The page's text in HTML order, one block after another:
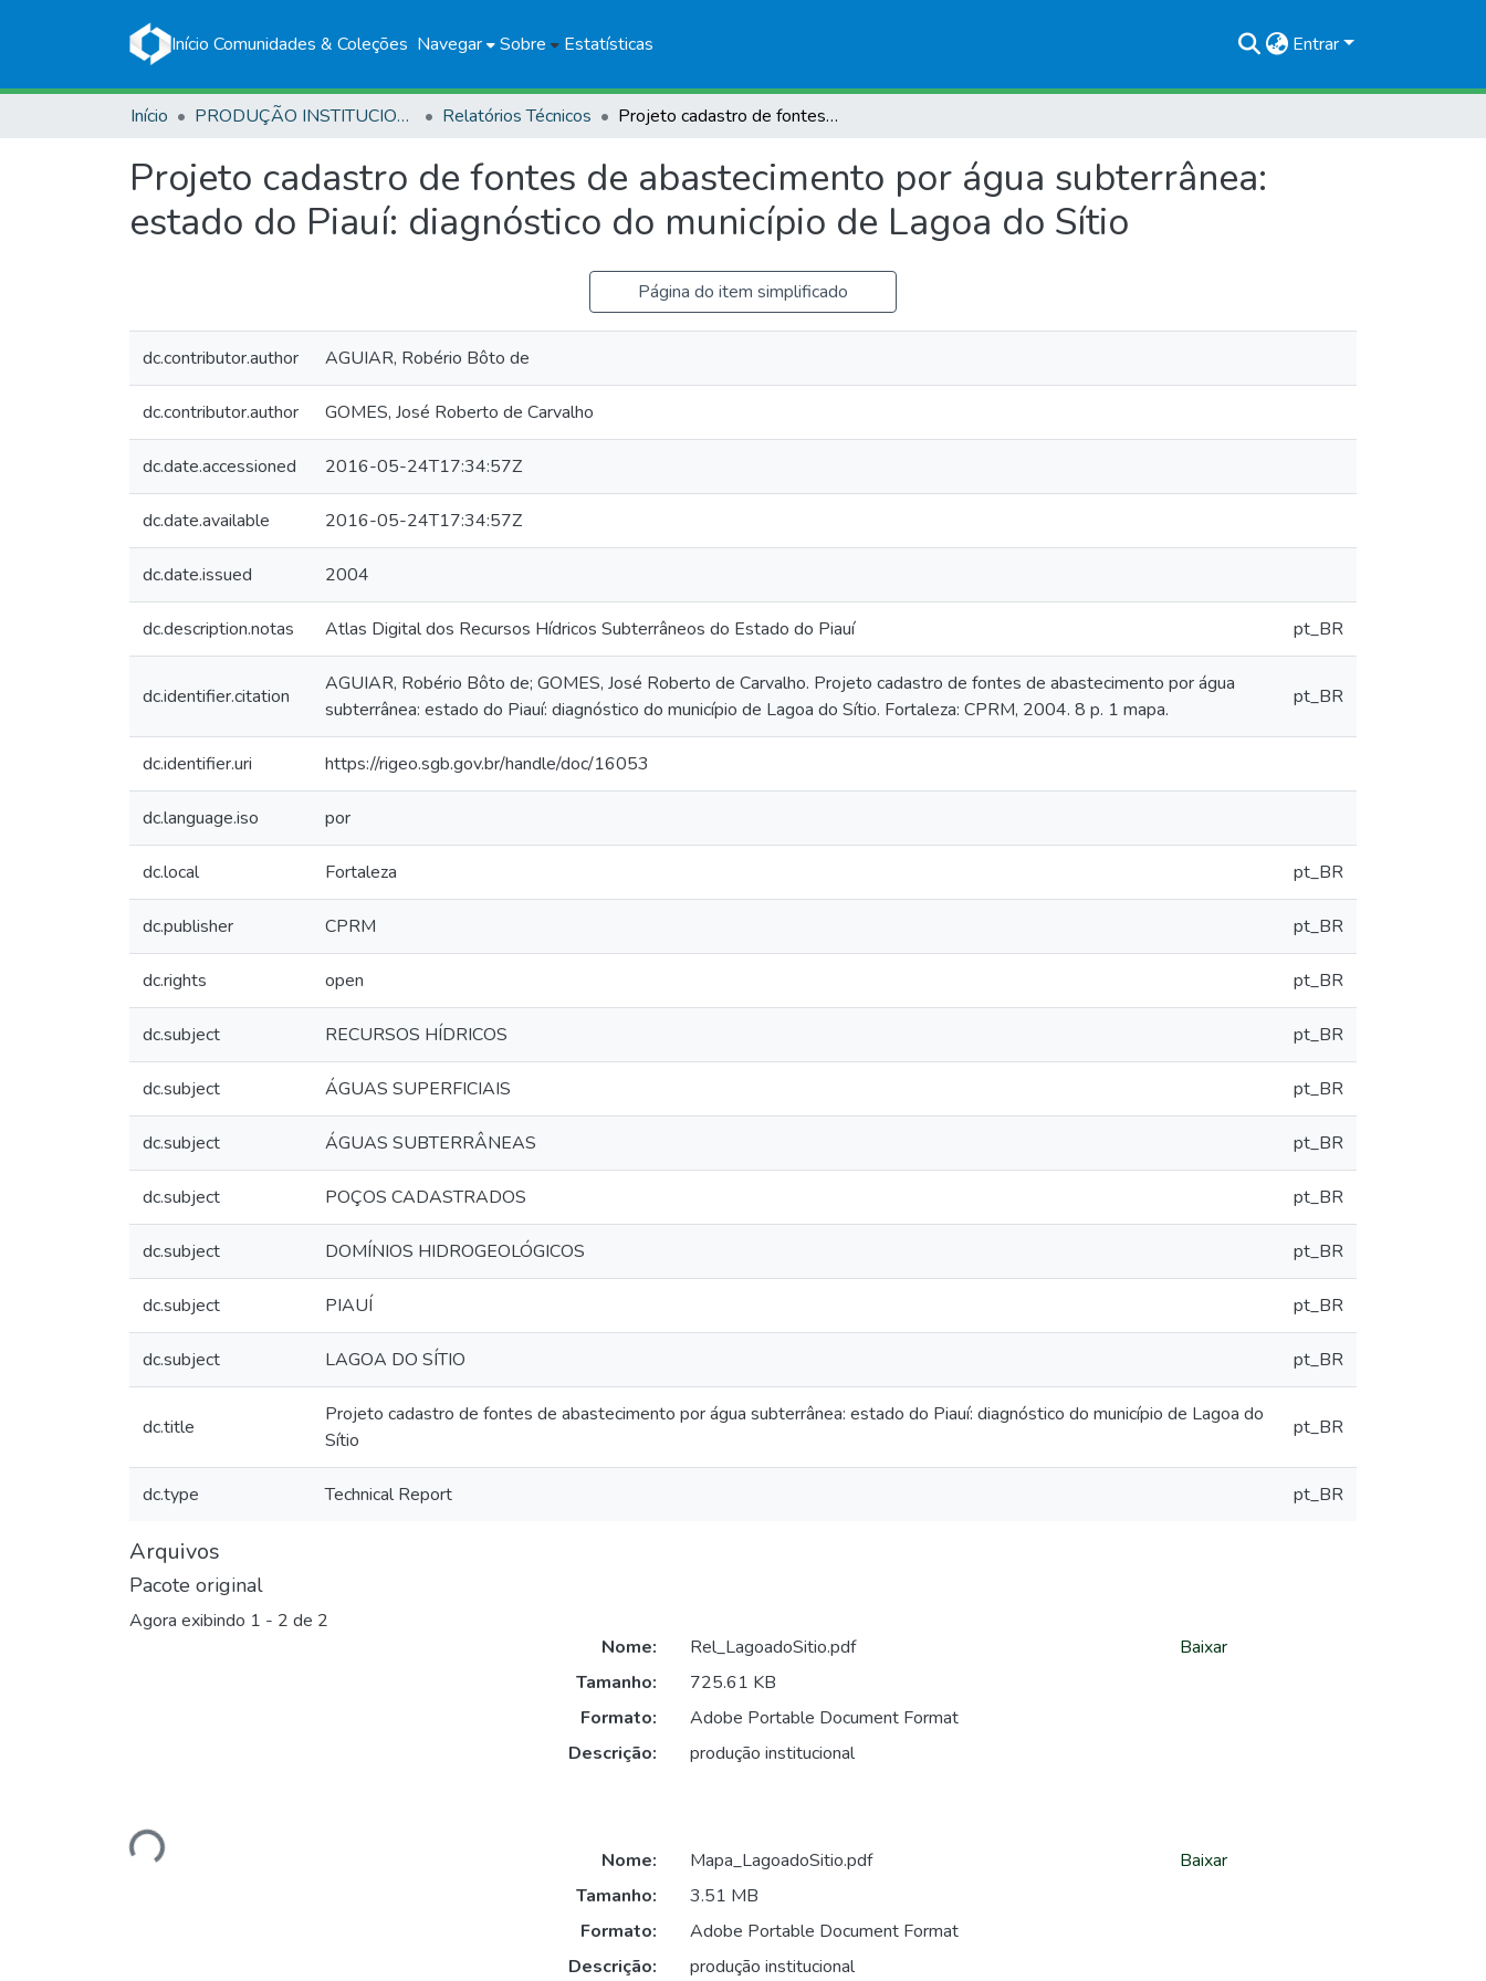
Início Comunidades & Coleções Navegar Sobre Estatísticas Entrar
Início PRODUÇÃO INSTITUCIONAL Relatórios Técnicos Projeto cadastro de fontes de abastecimento por água subterrânea: estado do Piauí: diagnóstico do município de Lagoa do Sítio
Projeto cadastro de fontes de abastecimento por água subterrânea:
estado do Piauí: diagnóstico do município de Lagoa do Sítio
Página do item simplificado
dc.contributor.author AGUIAR, Robério Bôto de
dc.contributor.author GOMES, José Roberto de Carvalho
dc.date.accessioned 2016-05-24T17:34:57Z
dc.date.available 2016-05-24T17:34:57Z
dc.date.issued 2004
dc.description.notas Atlas Digital dos Recursos Hídricos Subterrâneos do Estado do Piauí pt_BR
dc.identifier.citation
AGUIAR, Robério Bôto de; GOMES, José Roberto de Carvalho. Projeto cadastro de fontes de abastecimento por água
subterrânea: estado do Piauí: diagnóstico do município de Lagoa do Sítio. Fortaleza: CPRM, 2004. 8 p. 1 mapa.
pt_BR
dc.identifier.uri https://rigeo.sgb.gov.br/handle/doc/16053
dc.language.iso por
dc.local Fortaleza pt_BR
dc.publisher CPRM pt_BR
dc.rights open pt_BR
dc.subject RECURSOS HÍDRICOS pt_BR
dc.subject ÁGUAS SUPERFICIAIS pt_BR
dc.subject ÁGUAS SUBTERRÂNEAS pt_BR
dc.subject POÇOS CADASTRADOS pt_BR
dc.subject DOMÍNIOS HIDROGEOLÓGICOS pt_BR
dc.subject PIAUÍ pt_BR
dc.subject LAGOA DO SÍTIO pt_BR
dc.title
Projeto cadastro de fontes de abastecimento por água subterrânea: estado do Piauí: diagnóstico do município de Lagoa do
Sítio
pt_BR
dc.type Technical Report pt_BR
Arquivos
Pacote original
Agora exibindo 1 - 2 de 2
Carregando...
Nome:
Rel_LagoadoSitio.pdf
Tamanho:
725.61 KB
Formato:
Adobe Portable Document Format
Descrição:
produção institucional
Baixar
Nome:
Mapa_LagoadoSitio.pdf
Tamanho:
3.51 MB
Formato:
Adobe Portable Document Format
Descrição:
produção institucional
Baixar